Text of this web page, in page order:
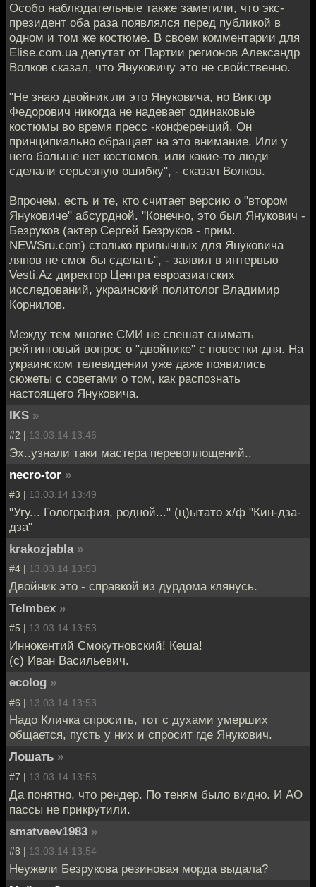
Особо наблюдательные также заметили, что экс-
президент оба раза появлялся перед публикой в
одном и том же костюме. В своем комментарии для
Elise.com.ua депутат от Партии регионов Александр
Волков сказал, что Януковичу это не свойственно.
"Не знаю двойник ли это Януковича, но Виктор
Федорович никогда не надевает одинаковые
костюмы во время пресс -конференций. Он
принципиально обращает на это внимание. Или у
него больше нет костюмов, или какие-то люди
сделали серьезную ошибку", - сказал Волков.
Впрочем, есть и те, кто считает версию о "втором
Януковиче" абсурдной. "Конечно, это был Янукович -
Безруков (актер Сергей Безруков - прим.
NEWSru.com) столько привычных для Януковича
ляпов не смог бы сделать", - заявил в интервью
Vesti.Az директор Центра евроазиатских
исследований, украинский политолог Владимир
Корнилов.
Между тем многие СМИ не спешат снимать
рейтинговый вопрос о "двойнике" с повестки дня. На
украинском телевидении уже даже появились
сюжеты с советами о том, как распознать
настоящего Януковича.
IKS »
#2 | 13.03.14 13:46
Эх..узнали таки мастера перевоплощений..
necro-tor »
#3 | 13.03.14 13:49
"Угу... Голография, родной..." (ц)ытато х/ф "Кин-дза-
дза"
krakozjabla »
#4 | 13.03.14 13:53
Двойник это - справкой из дурдома клянусь.
Telmbex »
#5 | 13.03.14 13:53
Иннокентий Смокутновский! Кеша!
(с) Иван Васильевич.
ecolog »
#6 | 13.03.14 13:53
Надо Кличка спросить, тот с духами умерших
общается, пусть у них и спросит где Янукович.
Лошать »
#7 | 13.03.14 13:53
Да понятно, что рендер. По теням было видно. И AO
пассы не прикрутили.
smatveev1983 »
#8 | 13.03.14 13:54
Неужели Безрукова резиновая морда выдала?